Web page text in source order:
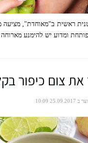
ראשית ב"מאוחדת", מציעה
ומדוע יש להימנע
את צום כיפור
ב 25.09.2017 10:09